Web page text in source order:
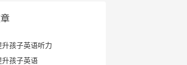
升孩子英语听力
升孩子英语